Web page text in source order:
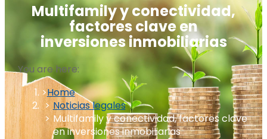
Multifamily y conectividad,
factores clave en
inversiones inmobiliarias
You are here:
Home
Noticias legales
Multifamily y conectividad, factores clave
en inversiones inmobiliarias